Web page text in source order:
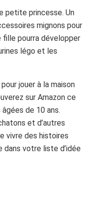
petite princesse. Un
mignons pour
pourra développer
légo et les
jouer à la maison
sur Amazon ce
de 10 ans.
et d’autres
vivre des histoires
dans votre liste d’idée